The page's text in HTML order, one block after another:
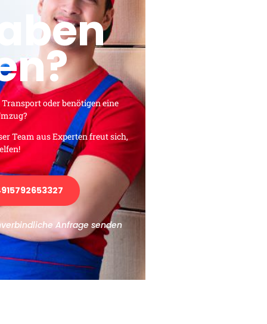
Transport oder benötigen eine
Team aus Experten freut sich,
Anfrage senden